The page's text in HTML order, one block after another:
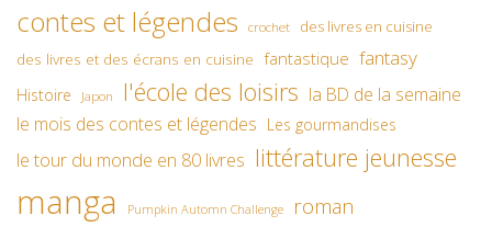
contes et légendes
crochet
des livres en cuisine
des livres et des écrans en cuisine fantastique fantasy
Histoire Japon l'école des loisirs la BD de la semaine
le mois des contes et légendes Les gourmandises
le tour du monde en 80 livres littérature jeunesse
manga Pumpkin Automn Challenge roman